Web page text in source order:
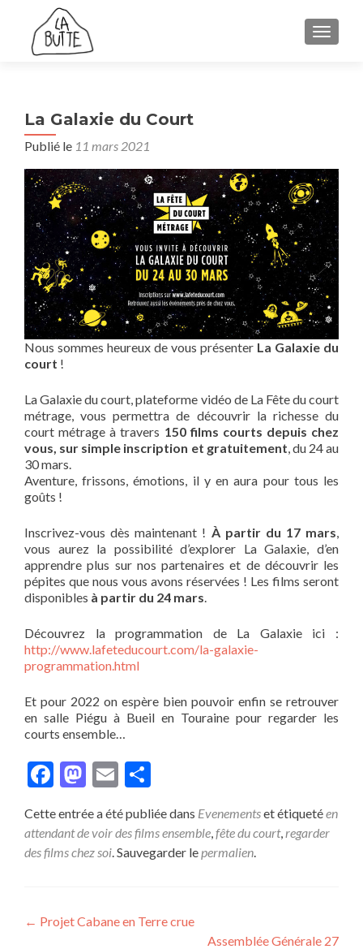
La Galaxie du Court
Publié le 11 mars 2021
Nous sommes heureux de vous présenter La Galaxie du
court !
La Galaxie du court, plateforme vidéo de La Fête du court
métrage, vous permettra de découvrir la richesse du
court métrage à travers 150 films courts depuis chez
vous, sur simple inscription et gratuitement , du 24 au
30 mars.
Aventure, frissons, émotions, il y en aura pour tous les
goûts !
Inscrivez-vous dès maintenant ! À partir du 17 mars
vous aurez la possibilité d’explorer La Galaxie, d’en
apprendre plus sur nos partenaires et de découvrir les
pépites que nous vous avons réservées ! Les films seront
disponibles à partir du 24 mars
Découvrez la programmation de La Galaxie ici :
http://www.lafeteducourt.com/la-galaxie-
programmation.html
Et pour 2022 on espère bien pouvoir enfin se retrouver
en salle Piégu à Bueil en Touraine pour regarder les
courts ensemble…
Facebook
Mastodon
Email
Cette entrée a été publiée dans Evenementset étiquetéen
attendant de voir des films ensemble fête du court, regarder
des films chez soi . Sauvegarder le permalien
Navigation
← Projet Cabane en Terre crue
Assemblée Générale 27